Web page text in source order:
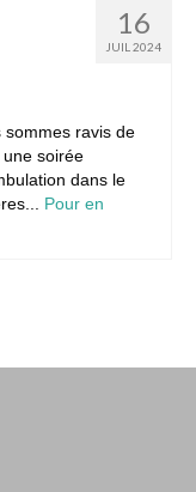
16
JUIL 2024
sommes ravis de
une soirée
dans le
Pour en